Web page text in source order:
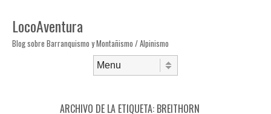
LocoAventura
Blog sobre Barranquismo y Montañismo / Alpinismo
ARCHIVO DE LA ETIQUETA: BREITHORN